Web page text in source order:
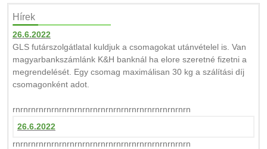
Hírek
26.6.2022
GLS futárszolgátlatal kuldjuk a csomagokat utánvételel is. Van
magyarbankszámlánk K&H banknál ha elore szeretné fizetni a
megrendelését. Egy csomag maximálisan 30 kg a szálítási díj
csomagonként adot.
rnrnrnrnrnrnrnrnrnrnrnrnrnrnrnrnrnrnrnrnrnrnrn
26.6.2022
rnrnrnrnrnrnrnrnrnrnrnrnrnrnrnrnrnrnrnrnrnrnrn